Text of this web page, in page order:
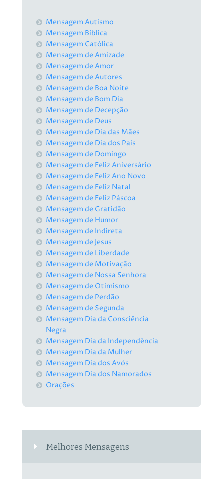
Mensagem Autismo
Mensagem Bíblica
Mensagem Católica
Mensagem de Amizade
Mensagem de Amor
Mensagem de Autores
Mensagem de Boa Noite
Mensagem de Bom Dia
Mensagem de Decepção
Mensagem de Deus
Mensagem de Dia das Mães
Mensagem de Dia dos Pais
Mensagem de Domingo
Mensagem de Feliz Aniversário
Mensagem de Feliz Ano Novo
Mensagem de Feliz Natal
Mensagem de Feliz Páscoa
Mensagem de Gratidão
Mensagem de Humor
Mensagem de Indireta
Mensagem de Jesus
Mensagem de Liberdade
Mensagem de Motivação
Mensagem de Nossa Senhora
Mensagem de Otimismo
Mensagem de Perdão
Mensagem de Segunda
Mensagem Dia da Consciência
Negra
Mensagem Dia da Independência
Mensagem Dia da Mulher
Mensagem Dia dos Avós
Mensagem Dia dos Namorados
Orações
Melhores Mensagens